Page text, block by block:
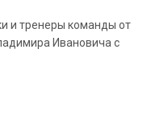
и тренеры команды от
Ивановича с